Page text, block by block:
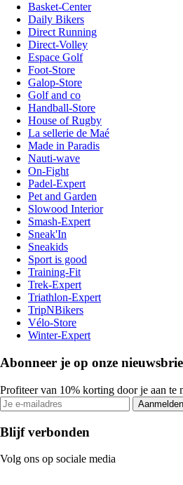
Basket-Center
Daily Bikers
Direct Running
Direct-Volley
Espace Golf
Foot-Store
Galop-Store
Golf and co
Handball-Store
House of Rugby
La sellerie de Maé
Made in Paradis
Nauti-wave
On-Fight
Padel-Expert
Pet and Garden
Slowood Interior
Smash-Expert
Sneak'In
Sneakids
Sport is good
Training-Fit
Trek-Expert
Triathlon-Expert
TripNBikers
Vélo-Store
Winter-Expert
Abonneer je op onze
Profiteer van 10% korting door je aan te
Aanmelden
Blijf verbonden
Volg ons op sociale media